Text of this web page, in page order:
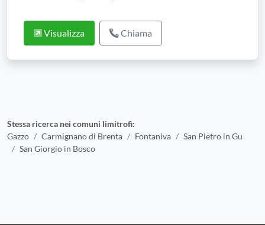
Visualizza Chiama
Stessa ricerca nei comuni limitrofi:
Gazzo
Carmignano di Brenta Fontaniva
San Pietro in Gu
San Giorgio in Bosco